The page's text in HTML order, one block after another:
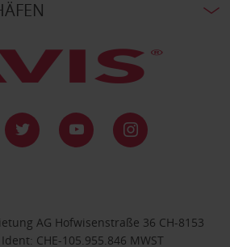
AG Hofwisenstraße 36 CH-8153
CHE-105.955.846 MWST